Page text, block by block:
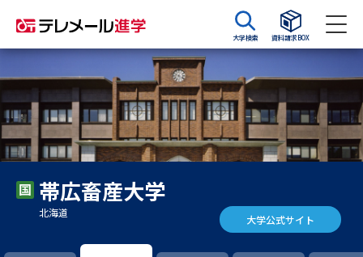
大学検索 資料請求BOX
資料請求 資料検索
大学・短大の資料種類から請求
大学パンフ
大学入学共通テスト利用選抜の
帯広畜産大学
北海道 大学公式サイト